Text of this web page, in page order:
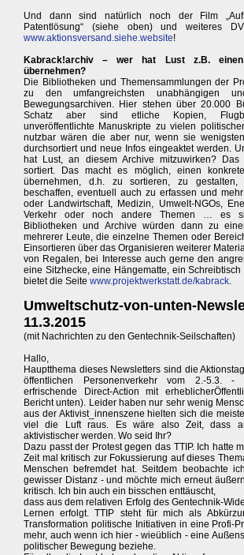
Und dann sind natürlich noch der Film
Patentlösung“ (siehe oben) und weiteres
www.aktionsversand.siehe.website!
Kabrack!archiv – wer hat Lust z.B. einen
übernehmen?
Die Bibliotheken und Themensammlungen der
zu den umfangreichsten unabhängigen
Bewegungsarchiven. Hier stehen über 20.000
Schatz aber sind etliche Kopien,
unveröffentlichte Manuskripte zu vielen
nutzbar wären die aber nur, wenn sie
durchsortiert und neue Infos eingeaktet werden.
hat Lust, an diesem Archive mitzuwirken? Das
sortiert. Das macht es möglich, einen
übernehmen, d.h. zu sortieren, zu
beschaffen, eventuell auch zu erfassen und
oder Landwirtschaft, Medizin, Umwelt-NGOs,
Verkehr oder noch andere Themen … es
Bibliotheken und Archive würden dann zu
mehrerer Leute, die einzelne Themen oder
Einsortieren über das Organisieren weiterer
von Regalen, bei Interesse auch gerne den
eine Sitzhecke, eine Hängematte, ein
bietet die Seite www.projektwerkstatt.de/kabrack.
Umweltschutz-von-unten-
11.3.2015
(mit Nachrichten zu den Gentechnik-Seilschaften)
Hallo,
Hauptthema dieses Newsletters sind die
öffentlichen Personenverkehr vom 2.-5.3.
erfrischende Direct-Action mit
Bericht unten). Leider haben nur sehr wenig
aus der Aktivist_innenszene hielten sich die
viel die Luft raus. Es wäre also Zeit, dass
aktivistischer werden. Wo seid Ihr?
Dazu passt der Protest gegen das TTIP. Ich hatte
Zeit mal kritisch zur Fokussierung auf dieses
Menschen befremdet hat. Seitdem beobachte
gewisser Distanz - und möchte mich erneut
kritisch. Ich bin auch ein bisschen enttäuscht,
dass aus dem relativen Erfolg des Gentechnik-
Lernen erfolgt. TTIP steht für mich als
Transformation politische Initiativen in eine Profi-
mehr, auch wenn ich hier - wieüblich - eine
politischer Bewegung beziehe.